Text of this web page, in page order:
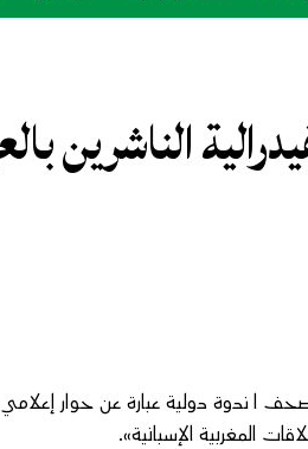
ا ندوة دولية عبارة عن حوار
المغربية الإسبانية».